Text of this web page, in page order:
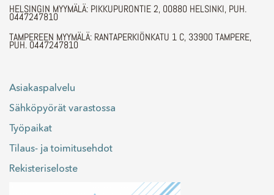
HELSINGIN MYYMÄLÄ: PIKKUPURONTIE 2, 00880 HELSINKI, PUH.
0447247810
TAMPEREEN MYYMÄLÄ: RANTAPERKIÖNKATU 1 C, 33900 TAMPERE,
PUH. 0447247810
Asiakaspalvelu
Sähköpyörät varastossa
Työpaikat
Tilaus- ja toimitusehdot
Rekisteriseloste